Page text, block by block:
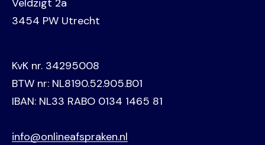
Veldzigt 2a
3454 PW Utrecht
KvK nr. 34295008
BTW nr: NL8190.52.905.B01
IBAN: NL33 RABO 0134 1465 81
info@onlineafspraken.nl